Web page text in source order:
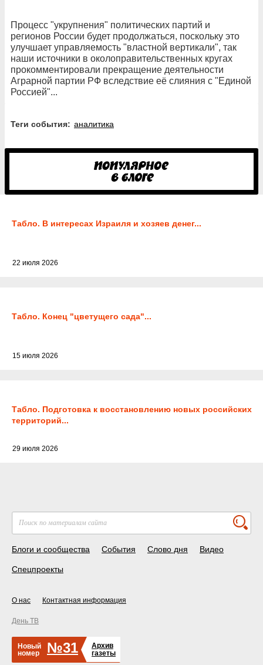
Процесс "укрупнения" политических партий и
регионов России будет продолжаться, поскольку это
улучшает управляемость "властной вертикали", так
наши источники в околоправительственных кругах
прокомментировали прекращение деятельности
Аграрной партии РФ вследствие её слияния с "Единой
Россией"...
Теги события: аналитика
Табло. В интересах Израиля и хозяев денег...
22 июля 2026
Табло. Конец "цветущего сада"...
15 июля 2026
Табло. Подготовка к восстановлению новых российских
территорий...
29 июля 2026
Блоги и сообщества События Слово дня Видео
Спецпроекты
О нас Контактная информация
День ТВ
Новый
номер
№31
Архив
газеты